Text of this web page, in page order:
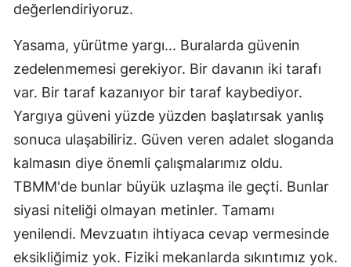
değerlendiriyoruz.
Yasama, yürütme yargı... Buralarda güvenin
zedelenmemesi gerekiyor. Bir davanın iki tarafı
var. Bir taraf kazanıyor bir taraf kaybediyor.
Yargıya güveni yüzde yüzden başlatırsak yanlış
sonuca ulaşabiliriz. Güven veren adalet sloganda
kalmasın diye önemli çalışmalarımız oldu.
TBMM'de bunlar büyük uzlaşma ile geçti. Bunlar
siyasi niteliği olmayan metinler. Tamamı
yenilendi. Mevzuatın ihtiyaca cevap vermesinde
eksikliğimiz yok. Fiziki mekanlarda sıkıntımız yok.